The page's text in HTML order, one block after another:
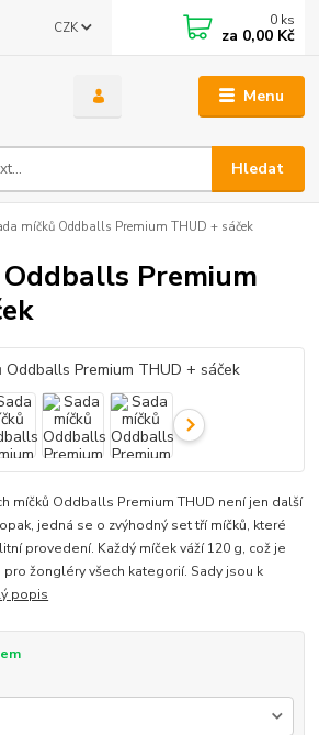
Menu
CZK
Hledat
0 ks
za 0,00 Kč
míčků Oddballs Premium THUD + sáček
Premium
míčků Oddballs Premium THUD není jen další
jedná se o zvýhodný set tří míčků, které
provedení. Každý míček váží 120 g, což je
žongléry všech kategorií. Sady jsou k
popis